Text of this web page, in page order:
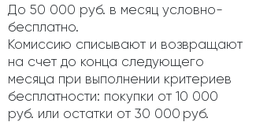
До 50 000 руб. в месяц условно-
бесплатно.
Комиссию списывают и возвращают
на счет до конца следующего
месяца при выполнении критериев
бесплатности: покупки от 10 000
руб. или остатки от 30 000 руб.